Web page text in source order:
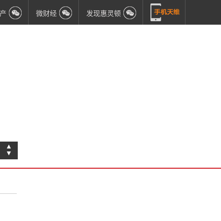
微财经 发现惠灵顿
▲
▼